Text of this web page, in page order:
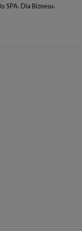
SPA, Dla Biznesu,